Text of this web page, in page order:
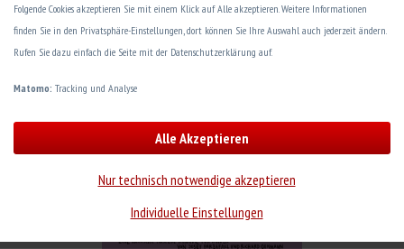
Kasperl und die wahre Liebe
Folgende Cookies akzeptieren Sie mit einem Klick auf Alle akzeptieren. Weitere Informationen
finden Sie in den Privatsphäre-Einstellungen, dort können Sie Ihre Auswahl auch jederzeit ändern.
Rufen Sie dazu einfach die Seite mit der Datenschutzerklärung auf.
Matomo: Tracking und Analyse
Individuelle Einstellungen
Nur technisch notwendige akzeptieren
Alle Akzeptieren